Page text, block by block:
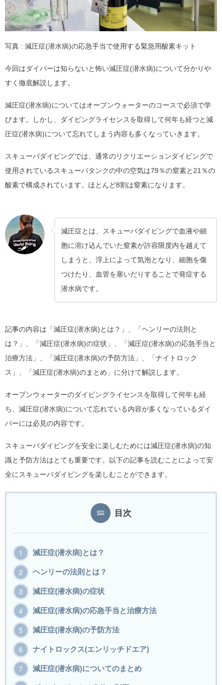
写真 : 減圧症(潜水病)の応急手当で使用する緊急用酸素キット
今回はダイバーは知らないと怖い減圧症(潜水病)について分かりや
すく徹底解説します。
減圧症(潜水病)についてはオープンウォーターのコースで必須で学
びます。しかし、ダイビングライセンスを取得して何年も経つと減
圧症(潜水病)について忘れてしまう内容も多くなっていきます。
スキューバダイビングでは、通常のリクリエーションダイビングで
使用されているスキューバタンクの中の空気は79％の窒素と21％の
酸素で構成されています。ほとんど8割は窒素になります。
減圧症とは、スキューバダイビングで血液や細
胞に溶け込んでいた窒素が許容限度内を越えて
しまうと、浮上によって気泡となり、細胞を傷
つけたり、血管を塞いだりすることで発症する
潜水病です。
記事の内容は「減圧症(潜水病)とは？」、「ヘンリーの法則と
は？」、「減圧症(潜水病)の症状」、「減圧症(潜水病)の応急手当と
治療方法」、「減圧症(潜水病)の予防方法」、「ナイトロック
ス」、「減圧症(潜水病)のまとめ」に分けて解説します。
オープンウォーターのダイビングライセンスを取得して何年も経
ち、減圧症(潜水病)について忘れている内容が多くなっているダイ
バーには必見の内容です。
スキューバダイビングを安全に楽しむためには減圧症(潜水病)の知
識と予防方法はとても重要です。以下の記事を読むことによって安
全にスキューバダイビングを楽しむことができます。
目次
減圧症(潜水病)とは？
ヘンリーの法則とは？
減圧症(潜水病)の症状
減圧症(潜水病)の応急手当と治療方法
減圧症(潜水病)の予防方法
ナイトロックス(エンリッチドエア)
減圧症(潜水病)についてのまとめ